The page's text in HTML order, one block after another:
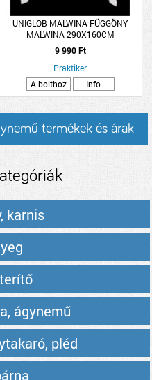
UNIGLOB MALWINA FÜGGÖNY
MALWINA 290X160CM
9 990 Ft
Praktiker
A bolthoz
Info
termékek és árak
karnis
ágynemű
pléd